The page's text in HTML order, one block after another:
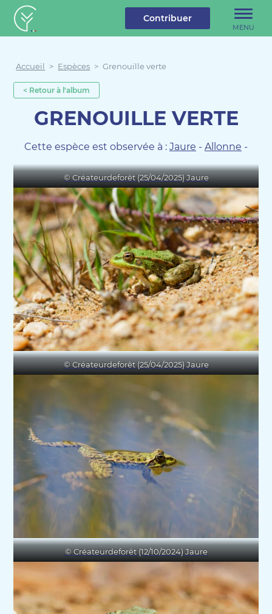
Créateur de forêt
MENU
Contribuer
Accueil > Espèces > Grenouille verte
< Retour à l'album
GRENOUILLE VERTE
Cette espèce est observée à : Jaure - Allonne -
© Créateurdeforêt (25/04/2025) Jaure
© Créateurdeforêt (25/04/2025) Jaure
© Créateurdeforêt (12/10/2024) Jaure